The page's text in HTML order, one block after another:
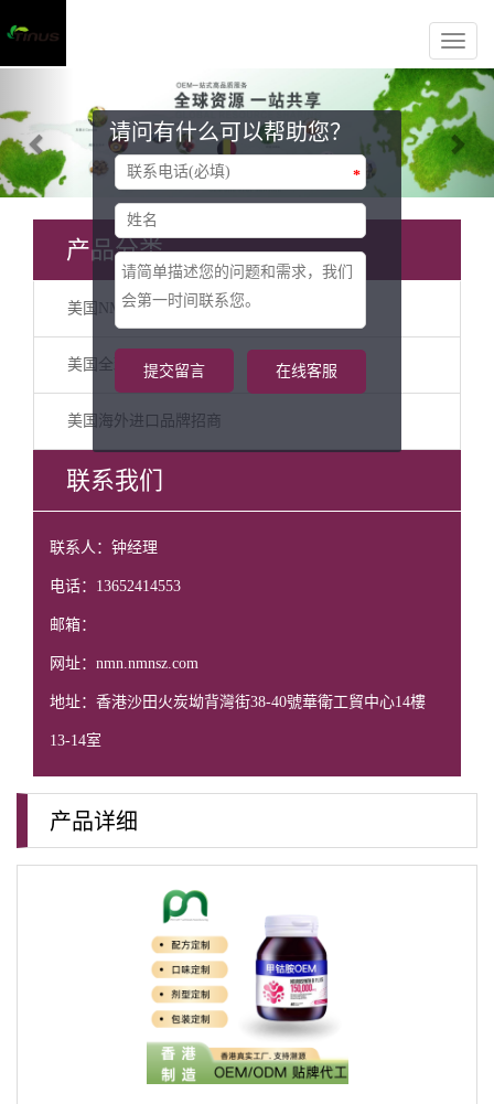
产品分类
美国NMN代加工
美国全球OEM/ODM
美国海外进口品牌招商
联系我们
联系人：钟经理
电话：13652414553
邮箱：
网址：nmn.nmnsz.com
地址：香港沙田火炭坳背灣街38-40號華衛工貿中心14樓
13-14室
产品详细
请问有什么可以帮助您？
*
提交留言 在线客服